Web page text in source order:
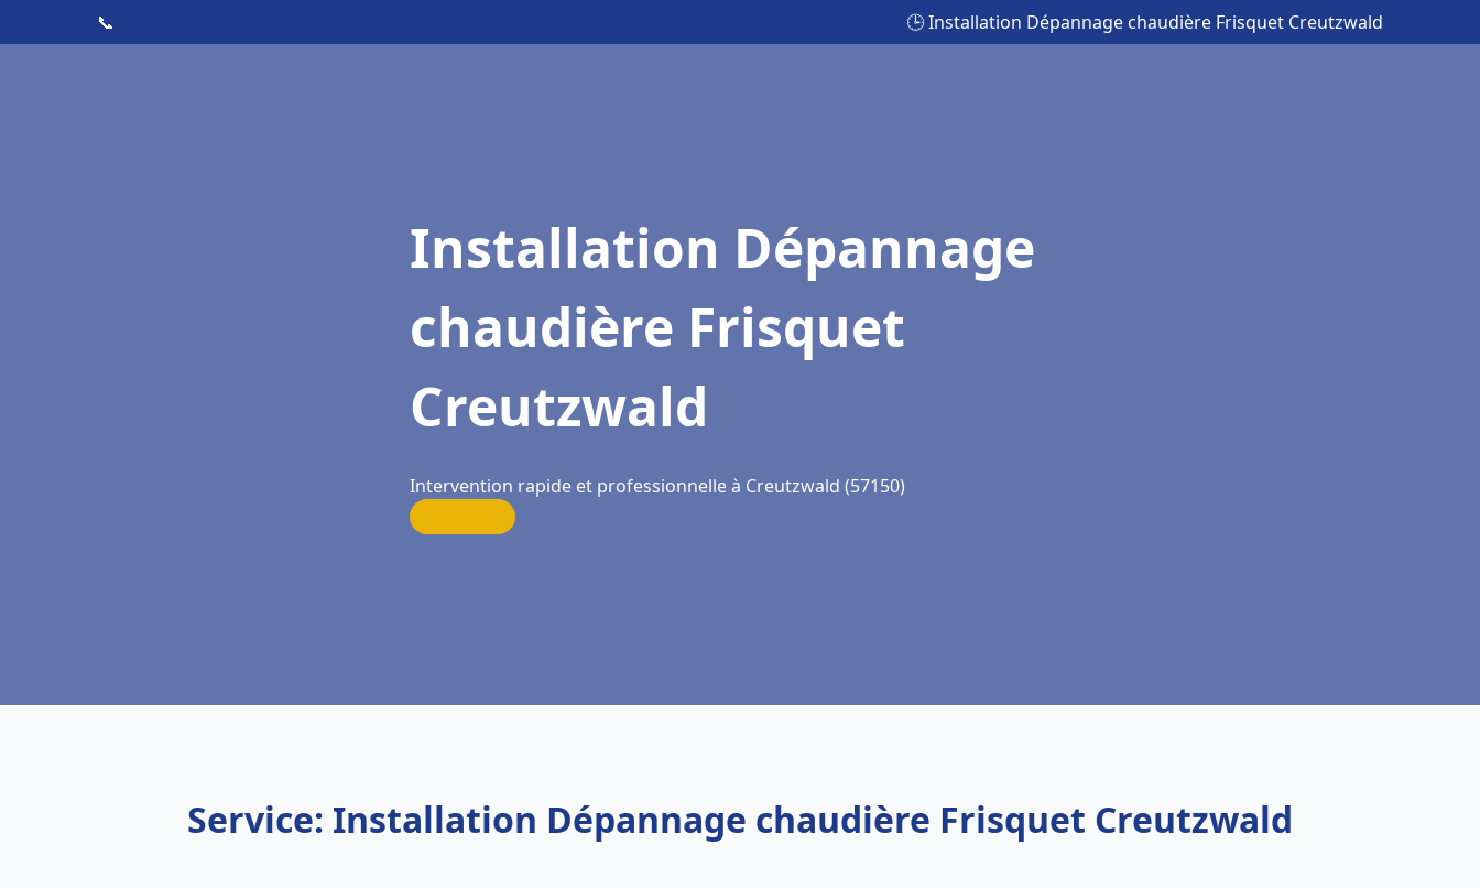
📞 🕒 Installation Dépannage chaudière Frisquet Creutzwald
Installation Dépannage
chaudière Frisquet
Creutzwald
Intervention rapide et professionnelle à Creutzwald (57150)
Service: Installation Dépannage chaudière Frisquet Creutzwald